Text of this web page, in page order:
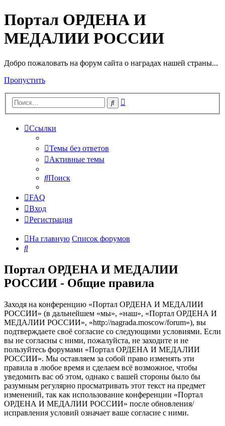
Портал ОРДЕНА И
МЕДАЛИИ РОССИИ
Добро пожаловать на форум сайта о наградах нашей страны...
Пропустить
Поиск
Ссылки
Темы без ответов
Активные темы
Поиск
FAQ
Вход
Регистрация
На главную Список форумов
Поиск
Портал ОРДЕНА И МЕДАЛИИ
РОССИИ - Общие правила
Заходя на конференцию «Портал ОРДЕНА И МЕДАЛИИ
РОССИИ» (в дальнейшем «мы», «наш», «Портал ОРДЕНА И
МЕДАЛИИ РОССИИ», «http://nagrada.moscow/forum»), вы
подтверждаете своё согласие со следующими условиями. Если
вы не согласны с ними, пожалуйста, не заходите и не
пользуйтесь форумами «Портал ОРДЕНА И МЕДАЛИИ
РОССИИ». Мы оставляем за собой право изменять эти
правила в любое время и сделаем всё возможное, чтобы
уведомить вас об этом, однако с вашей стороны было бы
разумным регулярно просматривать этот текст на предмет
изменений, так как использование конференции «Портал
ОРДЕНА И МЕДАЛИИ РОССИИ» после обновления/
исправления условий означает ваше согласие с ними.